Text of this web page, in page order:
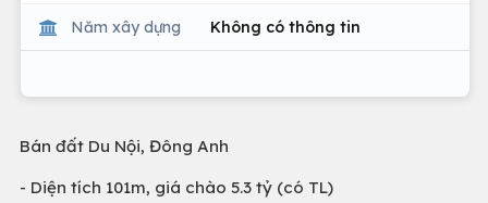
Năm xây dựng Không có thông tin
Bán đất Du Nội, Đông Anh
- Diện tích 101m, giá chào 5.3 tỷ (có TL)